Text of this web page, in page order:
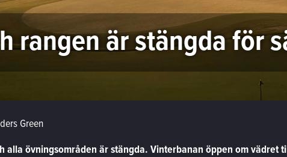
rangen är stängda för
Green
alla övningsområden är stängda. Vinterbanan öppen om vädret